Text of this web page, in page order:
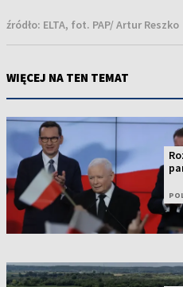
źródło: ELTA, fot. PAP/ Artur Reszko
WIĘCEJ NA TEN TEMAT